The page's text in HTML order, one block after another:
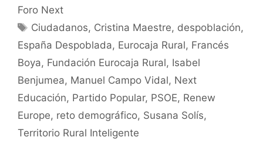
Foro Next
Ciudadanos, Cristina Maestre, despoblación,
España Despoblada, Eurocaja Rural, Francés
Boya, Fundación Eurocaja Rural, Isabel
Benjumea, Manuel Campo Vidal, Next
Educación, Partido Popular, PSOE, Renew
Europe, reto demográfico, Susana Solís,
Territorio Rural Inteligente